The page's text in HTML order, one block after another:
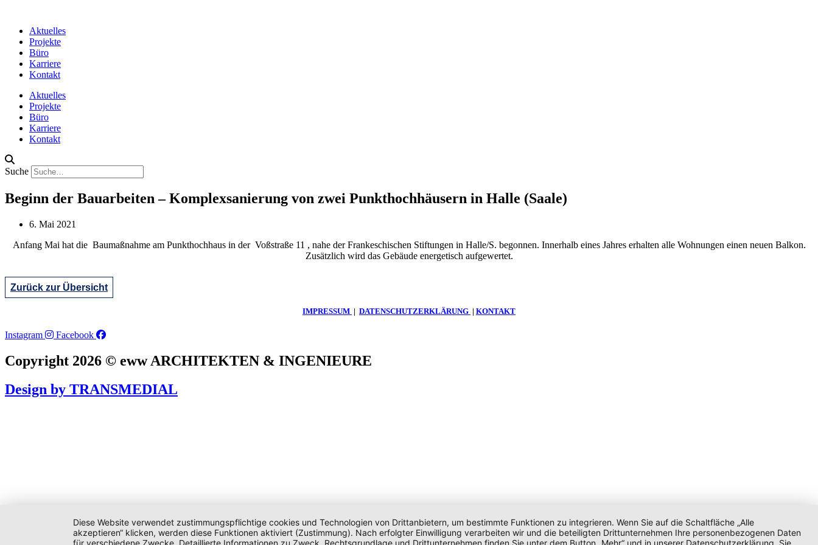
Aktuelles
Projekte
Büro
Karriere
Kontakt
Aktuelles
Projekte
Büro
Karriere
Kontakt
Suche
Beginn der Bauarbeiten – Komplexsanierung von zwei Punkthochhäusern in Halle (Saale)
6. Mai 2021
Anfang Mai hat die Baumaßnahme am Punkthochhaus in der Voßstraße 11 , nahe der Frankeschischen Stiftungen in Halle/S. begonnen. Innerhalb eines Jahres erhalten alle Wohnungen einen neuen Balkon.
Zusätzlich wird das Gebäude energetisch aufgewertet.
Zurück zur Übersicht
IMPRESSUM | DATENSCHUTZERKLÄRUNG | KONTAKT
Instagram Facebook
Copyright 2026 © eww ARCHITEKTEN & INGENIEURE
Design by TRANSMEDIAL
Diese Website verwendet zustimmungspflichtige cookies und Technologien von Drittanbietern, um bestimmte Funktionen zu integrieren. Wenn Sie auf die Schaltfläche „Alle
akzeptieren“ klicken, werden diese Funktionen aktiviert (Zustimmung). Nach erfolgter Einwilligung verarbeiten wir und die beteiligten Drittunternehmen Ihre personenbezogenen Daten
für verschiedene Zwecke. Detaillierte Informationen zu Zweck, Rechtsgrundlage und Drittunternehmen finden Sie unter dem Button „Mehr“ und in unserer Datenschutzerklärung. Sie